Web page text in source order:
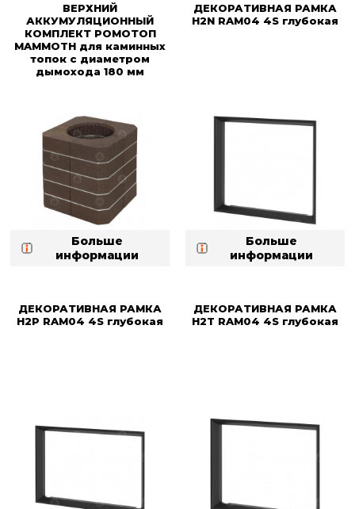
ВЕРХНИЙ
АККУМУЛЯЦИОННЫЙ
КОМПЛЕКТ РОМОТОП
MAMMOTH для каминных
топок с диаметром
дымохода 180 мм
Больше
информации
ДЕКОРАТИВНАЯ РАМКА
H2N RAM04 4S глубокая
Больше
информации
ДЕКОРАТИВНАЯ РАМКА
H2P RAM04 4S глубокая
ДЕКОРАТИВНАЯ РАМКА
H2T RAM04 4S глубокая